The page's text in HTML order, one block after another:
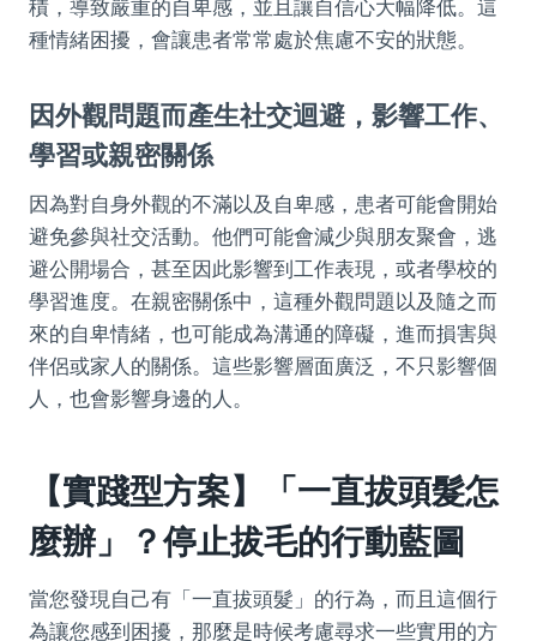
積，導致嚴重的自卑感，並且讓自信心大幅降低。這
種情緒困擾，會讓患者常常處於焦慮不安的狀態。
因外觀問題而產生社交迴避，影響工作、
學習或親密關係
因為對自身外觀的不滿以及自卑感，患者可能會開始
避免參與社交活動。他們可能會減少與朋友聚會，逃
避公開場合，甚至因此影響到工作表現，或者學校的
學習進度。在親密關係中，這種外觀問題以及隨之而
來的自卑情緒，也可能成為溝通的障礙，進而損害與
伴侶或家人的關係。這些影響層面廣泛，不只影響個
人，也會影響身邊的人。
【實踐型方案】「一直拔頭髮怎
麼辦」？停止拔毛的行動藍圖
當您發現自己有「一直拔頭髮」的行為，而且這個行
為讓您感到困擾，那麼是時候考慮尋求一些實用的方